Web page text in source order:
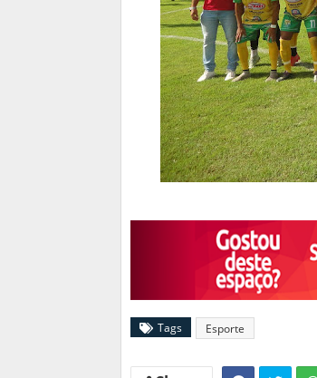
Tags Esporte